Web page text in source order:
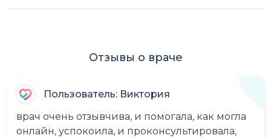
Отзывы о враче
Пользователь: Виктория
врач очень отзывчива, и помогала, как могла
онлайн, успокоила, и проконсультировала,